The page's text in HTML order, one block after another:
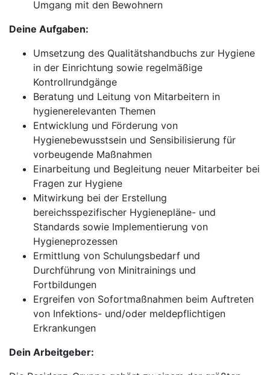
Umgang mit den Bewohnern
Deine Aufgaben:
Umsetzung des Qualitätshandbuchs zur Hygiene
in der Einrichtung sowie regelmäßige
Kontrollrundgänge
Beratung und Leitung von Mitarbeitern in
hygienerelevanten Themen
Entwicklung und Förderung von
Hygienebewusstsein und Sensibilisierung für
vorbeugende Maßnahmen
Einarbeitung und Begleitung neuer Mitarbeiter bei
Fragen zur Hygiene
Mitwirkung bei der Erstellung
bereichsspezifischer Hygienepläne- und
Standards sowie Implementierung von
Hygieneprozessen
Ermittlung von Schulungsbedarf und
Durchführung von Minitrainings und
Fortbildungen
Ergreifen von Sofortmaßnahmen beim Auftreten
von Infektions- und/oder meldepflichtigen
Erkrankungen
Dein Arbeitgeber: